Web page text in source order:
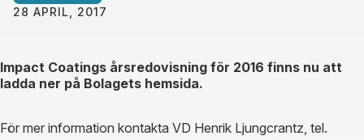
28 APRIL, 2017
Impact Coatings årsredovisning för 2016 finns nu att
ladda ner på Bolagets hemsida.
För mer information kontakta VD Henrik Ljungcrantz, tel.